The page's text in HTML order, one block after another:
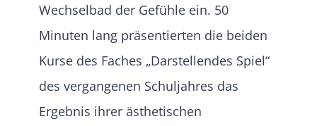
Wechselbad der Gefühle ein. 50
Minuten lang präsentierten die beiden
Kurse des Faches „Darstellendes Spiel“
des vergangenen Schuljahres das
Ergebnis ihrer ästhetischen